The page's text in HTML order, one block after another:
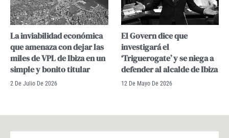
La inviabilidad económica
que amenaza con dejar las
miles de VPL de Ibiza en un
simple y bonito titular
2 De Julio De 2026
El Govern dice que
investigará el
‘Triguerogate’ y se niega a
defender al alcalde de Ibiza
12 De Mayo De 2026